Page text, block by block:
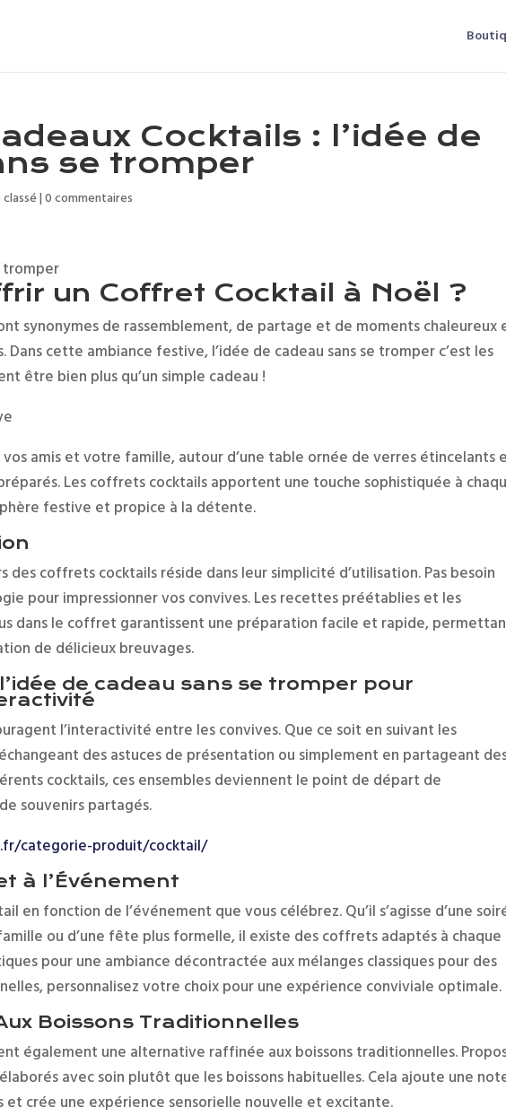
Cocktails : l’idée de
se tromper
|0 commentaires
un Coffret Cocktail à Noël ?
synonymes de rassemblement, de partage et de moments chaleureux
Dans cette ambiance festive, l’idée de cadeau sans se tromper c’est les
être bien plus qu’un simple cadeau !
vos amis et votre famille, autour d’une table ornée de verres étincelants
Les coffrets cocktails apportent une touche sophistiquée à
festive et propice à la détente.
des coffrets cocktails réside dans leur simplicité d’utilisation. Pas besoin
pour impressionner vos convives. Les recettes préétablies et les
dans le coffret garantissent une préparation facile et rapide,
de délicieux breuvages.
de cadeau sans se tromper pour
l’interactivité entre les convives. Que ce soit en suivant les
des astuces de présentation ou simplement en partageant
cocktails, ces ensembles deviennent le point de départ de
souvenirs partagés.
categorie-produit/cocktail/:
Cocktails
:
l’idée
de
cadeau
sans
se
tromper
à l’Événement
en fonction de l’événement que vous célébrez. Qu’il s’agisse d’une
ou d’une fête plus formelle, il existe des coffrets adaptés à chaque
pour une ambiance décontractée aux mélanges classiques pour des
personnalisez votre choix pour une expérience conviviale optimale.
Boissons Traditionnelles
également une alternative raffinée aux boissons traditionnelles.
avec soin plutôt que les boissons habituelles. Cela ajoute une
et crée une expérience sensorielle nouvelle et excitante.